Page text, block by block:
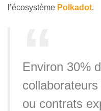
l’écosystème Polkadot.
Environ 30%
ou contrats